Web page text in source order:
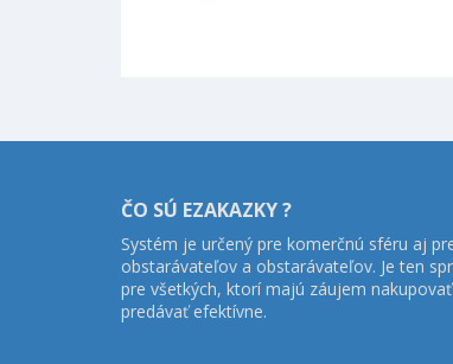
ČO SÚ EZAKAZKY ?
Systém je určený pre komerčnú sféru aj
obstarávateľov a obstarávateľov. Je ten
pre všetkých, ktorí majú záujem
predávať efektívne.